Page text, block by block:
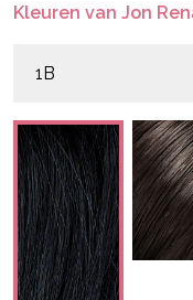
Kleuren van Jon